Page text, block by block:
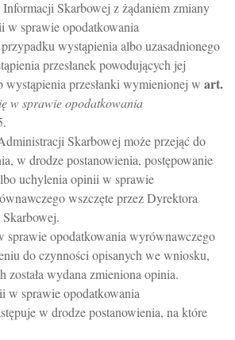
Skarbowej z żądaniem zmiany
w sprawie opodatkowania
wystąpienia albo uzasadnionego
przesłanek powodujących jej
wystąpienia przesłanki wymienionej w art.
w sprawie opodatkowania
Skarbowej może przejąć do
w drodze postanowienia, postępowanie
uchylenia opinii w sprawie
wszczęte przez Dyrektora
sprawie opodatkowania wyrównawczego
do czynności opisanych we wniosku,
została wydana zmieniona opinia.
w sprawie opodatkowania
w drodze postanowienia, na które